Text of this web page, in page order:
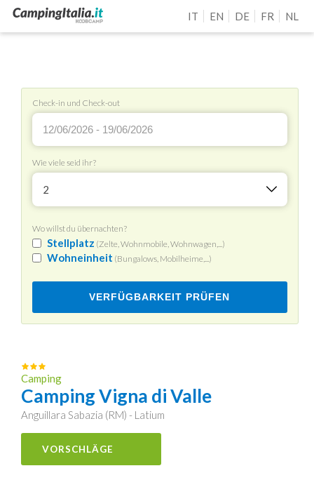
IT EN DE FR NL
Check-in und Check-out
Wie viele seid ihr?
2
Wo willst du übernachten?
Stellplatz (Zelte, Wohnmobile, Wohnwagen,...)
Wohneinheit (Bungalows, Mobilheime,...)
VERFÜGBARKEIT PRÜFEN
Camping
Camping Vigna di Valle
Anguillara Sabazia (RM) - Latium
VORSCHLÄGE